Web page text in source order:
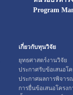
Program
เกี่ยวกับทุนวิจัย
ยุทธศาสตร์งานวิจัย
ประกาศรับข้อเสนอโค
ประกาศผลการพิจาร
การยื่นข้อเสนอโครงก